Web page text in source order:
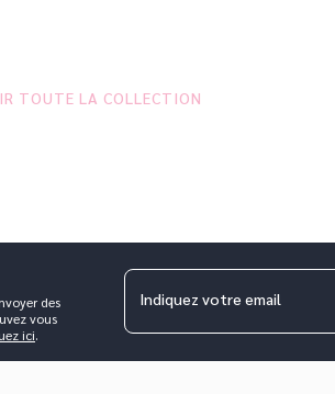
TOUTE LA COLLECTION
des
vous
ici.
Indiquez votre email